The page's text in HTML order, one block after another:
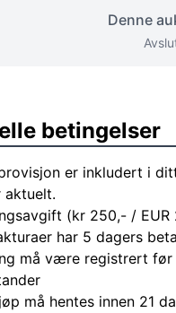
Denne
betingelser
er inkludert i
aktuelt.
(kr 250,- /
har 5 dagers
må være registrert
må hentes innen 21